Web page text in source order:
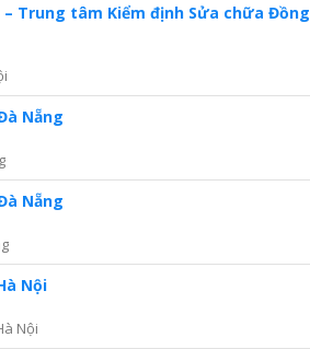
– Trung tâm Kiểm định Sửa chữa Đồng
Nẵng
Nẵng
Nội
Nội